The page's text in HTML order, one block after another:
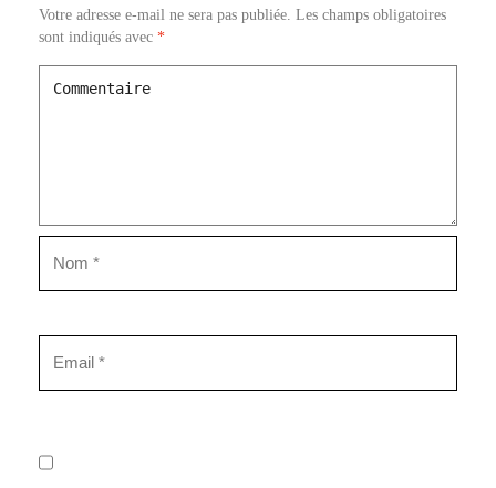
Votre adresse e-mail ne sera pas publiée. Les champs obligatoires
sont indiqués avec *